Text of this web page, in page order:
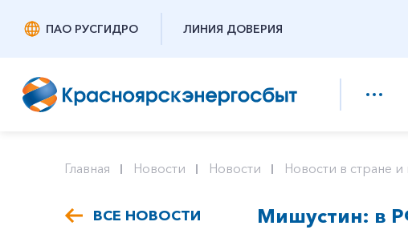
ПАО РУСГИДРО ЛИНИЯ ДОВЕРИЯ
Главная Новости Новости Новости в стране
ВСЕ НОВОСТИ Мишустин: в